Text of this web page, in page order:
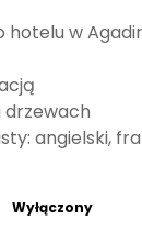
hotelu w
drzewach
angielski,
Wyłączony